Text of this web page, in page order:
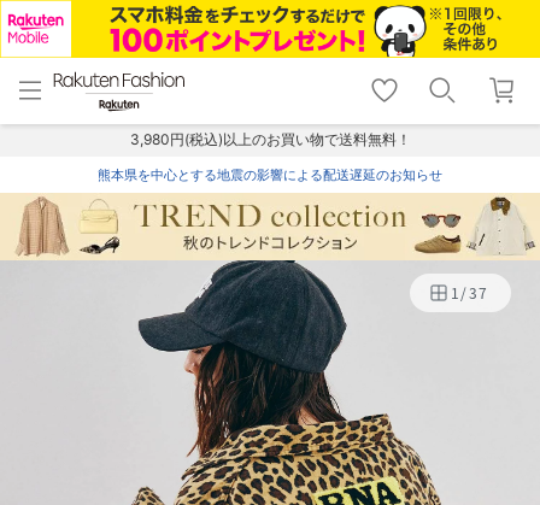
menu home
トップ
shopping_cart lock_outline
ログイン
3,980円(税込)以上のお買い物で送料無料！
熊本県を中心とする地震の影響による配送遅延のお知らせ
1/37